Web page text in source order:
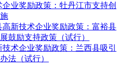
业奖励政策：牡丹江市支持创
新技术企业奖励政策：富裕县
鼓励支持政策（试行）
术企业奖励政策：兰西县吸引
法（试行）